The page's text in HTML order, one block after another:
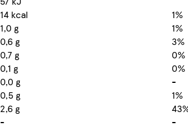
14 kcal
1%
1,0 g
1%
0,6 g
3%
0,7 g
0%
0,1 g
0%
0,0 g
-
0,5 g
1%
2,6 g
-
-